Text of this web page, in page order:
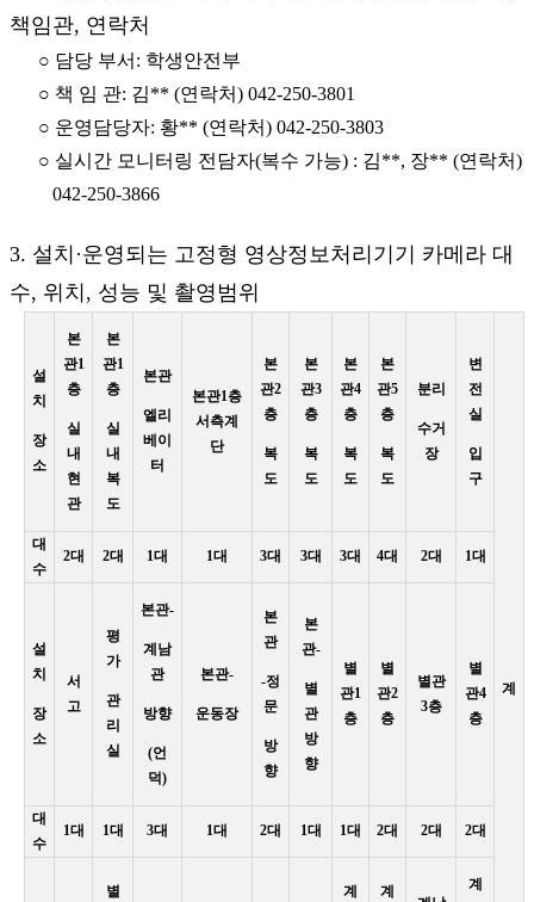
책임관, 연락처
○ 담당 부서: 학생안전부
○ 책 임 관: 김** (연락처) 042-250-3801
○ 운영담당자: 황** (연락처) 042-250-3803
○ 실시간 모니터링 전담자(복수 가능) : 김**, 장** (연락처)
042-250-3866
3. 설치·운영되는 고정형 영상정보처리기기 카메라 대
수, 위치, 성능 및 촬영범위
설
치
장
소
본
관1
층
실
내
현
관
본
관1
층
실
내
복
도
본관
엘리
베이
터
본관1층
서측계
단
본
관2
층
복
도
본
관3
층
복
도
본
관4
층
복
도
본
관5
층
복
도
분리
수거
장
변
전
실
입
구
계
대
수
2대 2대 1대 1대 3대 3대 3대 4대 2대 1대
설
치
장
소
서
고
평
가
관
리
실
본관-
계남
관
방향
(언
덕)
본관-
운동장
본
관
-정
문
방
향
본
관-
별
관
방
향
별
관1
층
별
관2
층
별관
3층
별
관4
층
대
수
1대 1대 3대 1대 2대 1대 1대 2대 2대 2대
별 계 계
계